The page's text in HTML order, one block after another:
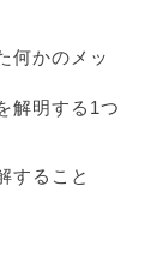
何かのメッ
解明する1つ
すること